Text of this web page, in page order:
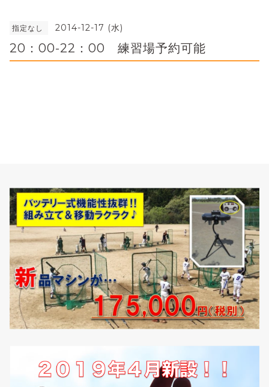
指定なし 2014-12-17 (水)
20：00-22：00 練習場予約可能